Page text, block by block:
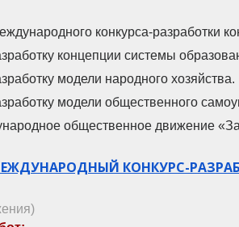
конкурса-разработки
концепции системы
модели народного хозяйства.
модели общественного
общественное движение
КОНКУРС-